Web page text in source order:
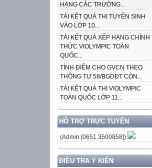
HẠNG CÁC TRƯỜNG...
TẢI KẾT QUẢ THI TUYỂN SINH
VÀO LỚP 10...
TẢI KẾT QUẢ XẾP HẠNG CHÍNH
THỨC VIOLYMPIC TOÀN
QUỐC...
TÍNH ĐIỂM CHO GVCN THEO
THÔNG TƯ 58/BGDĐT CÒN...
TẢI KẾT QUẢ THI VIOLYMPIC
TOÀN QUỐC LỚP 11...
HỖ TRỢ TRỰC TUYẾN
(Admin [0651.3500858])
ĐIỀU TRA Ý KIẾN